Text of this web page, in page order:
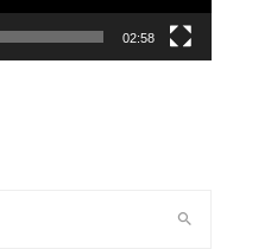
02:58